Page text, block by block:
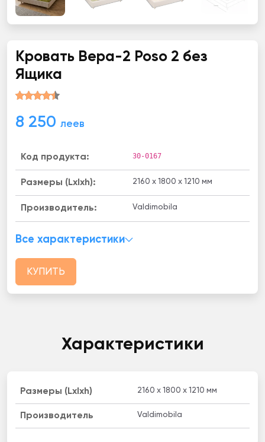
Кровать Вера-2 Poso 2 без
Ящика
8 250 леев
Код продукта: 30-0167
Размеры (Lxlxh): 2160 x 1800 x 1210 мм
Производитель: Valdimobila
Все характеристики
КУПИТЬ
Характеристики
Размеры (Lxlxh) 2160 x 1800 x 1210 мм
Производитель Valdimobila